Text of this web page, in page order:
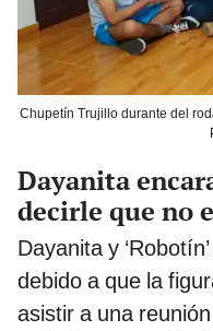
Chupetín Trujillo durante del
Dayanita
decirle que no
Dayanita y
debido a que la
asistir a una